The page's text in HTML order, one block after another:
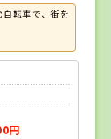
転車で、街を
円